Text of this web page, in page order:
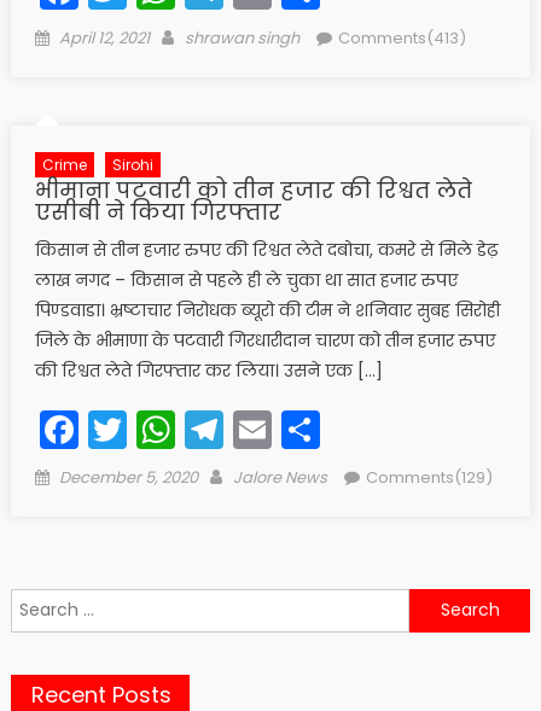
Posted
April 12, 2021 Author
shrawan singh Comments(413)
Crime Sirohi
भीमाना पटवारी को तीन हजार की रिश्वत लेते
एसीबी ने किया गिरफ्तार
किसान से तीन हजार रुपए की रिश्वत लेते दबोचा, कमरे से मिले डेढ़
लाख नगद – किसान से पहले ही ले चुका था सात हजार रुपए
पिण्डवाडा। भ्रष्टाचार निरोधक ब्यूरो की टीम ने शनिवार सुबह सिरोही
जिले के भीमाणा के पटवारी गिरधारीदान चारण को तीन हजार रुपए
की रिश्वत लेते गिरफ्तार कर लिया। उसने एक […]
Facebook
Twitter
WhatsApp
Telegram
EmailShare
Posted
December 5, 2020 Author
Jalore News Comments(129)
Search
for:
Recent Posts